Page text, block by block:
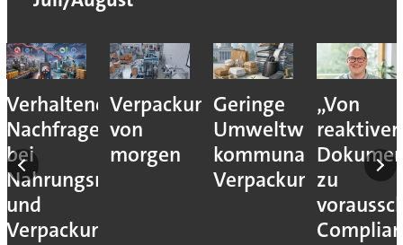
Verhaltene
Nachfrage
bei
Nahrungsmittel-
und
Verpackungsmaschinen
Verpackungslogistik
von
morgen
Geringe
Umweltwirkung
kommunaler
Verpackungssteuern
„Von
reaktiver
zu